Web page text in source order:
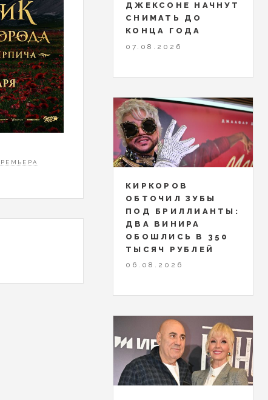
ДЖЕКСОНЕ НАЧНУТ
СНИМАТЬ ДО
КОНЦА ГОДА
07.08.2026
КИРКОРОВ
ОБТОЧИЛ ЗУБЫ
ПОД БРИЛЛИАНТЫ:
ДВА ВИНИРА
ОБОШЛИСЬ В 350
ТЫСЯЧ РУБЛЕЙ
06.08.2026